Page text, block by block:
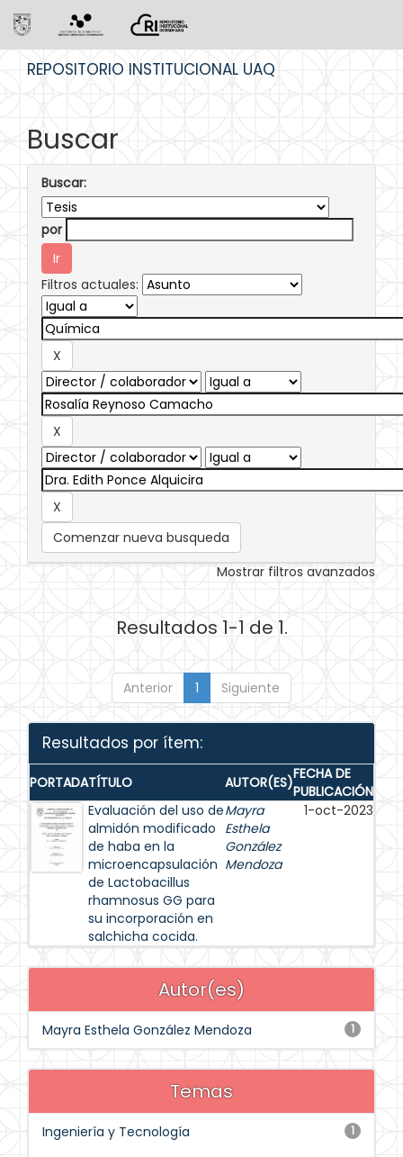
REPOSITORIO INSTITUCIONAL UAQ
Buscar
Buscar:
por
Filtros actuales:
Comenzar nueva busqueda
Mostrar filtros avanzados
Resultados 1-1 de 1.
Anterior 1 Siguiente
Resultados por ítem:
PORTADATÍTULO AUTOR(ES)FECHA DE
PUBLICACIÓN
Evaluación del uso de
almidón modificado
de haba en la
microencapsulación
de Lactobacillus
rhamnosus GG para
su incorporación en
salchicha cocida.
Mayra
Esthela
González
Mendoza
1-oct-2023
Autor(es)
1
Mayra Esthela González Mendoza
Temas
1
Ingeniería y Tecnología